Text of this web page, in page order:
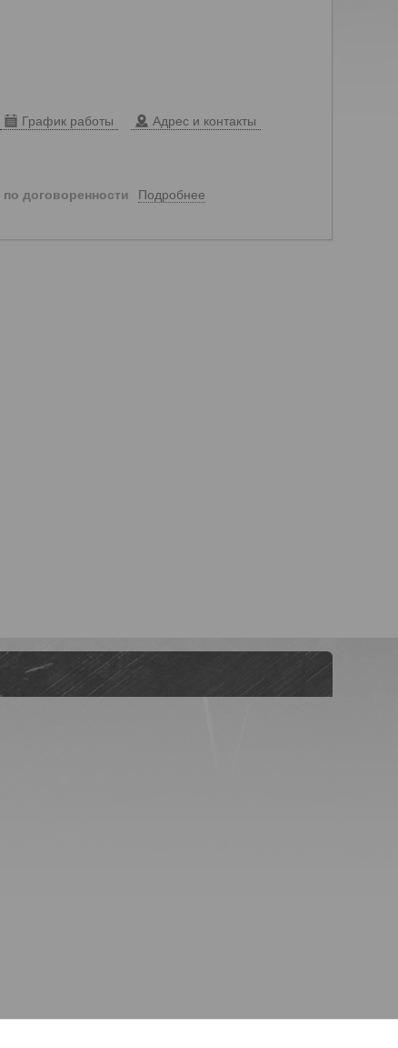
График работы Адрес и контакты
по договоренности Подробнее